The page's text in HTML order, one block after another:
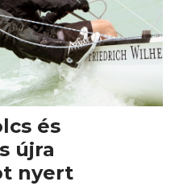
és
újra
nyert